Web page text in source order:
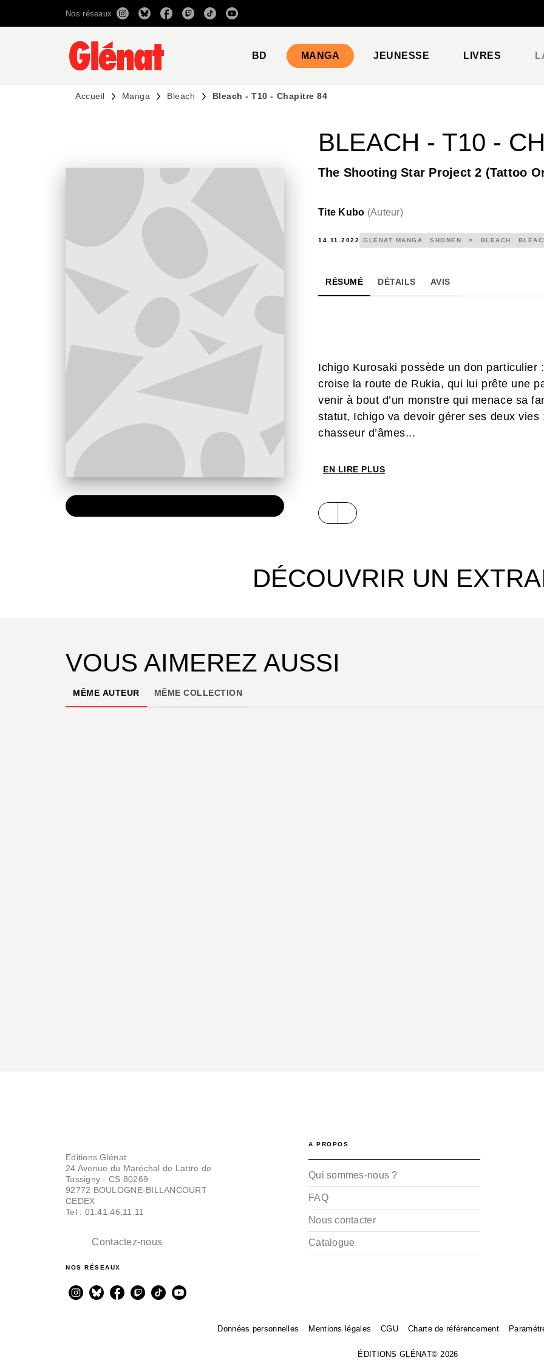
RECHERCHE CONTENU
Nos réseaux
BD MANGA JEUNESSE LIVRES
Accueil Manga Bleach Bleach - T10 - Chapitre 84
BLEACH - T10 -
The Shooting Star Project 2 (Tattoo
Tite Kubo (Auteur)
14.11.2022 GLÉNAT MANGA SHONEN > BLEACH
RÉSUMÉ DÉTAILS AVIS
Ichigo Kurosaki possède un don particulier
croise la route de Rukia, qui lui prête une
venir à bout d’un monstre qui menace sa
statut, Ichigo va devoir gérer ses deux
chasseur d’âmes...
EN LIRE PLUS
DÉCOUVRIR UN
VOUS AIMEREZ AUSSI
MÊME AUTEUR MÊME COLLECTION
Editions Glénat
24 Avenue du Maréchal de Lattre de
Tassigny - CS 80269
92772 BOULOGNE-BILLANCOURT
CEDEX
Tel : 01.41.46.11.11
Contactez-nous
NOS RÉSEAUX
A PROPOS
Qui sommes-nous ?
FAQ
Nous contacter
Catalogue
Données personnelles Mentions légales CGU Charte de référencement
ÉDITIONS GLÉNAT© 2026